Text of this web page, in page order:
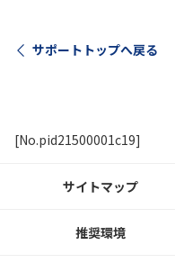
OCN サービス一覧
サポートトップへ戻る
[No.pid21500001c19]
サイトマップ
推奨環境